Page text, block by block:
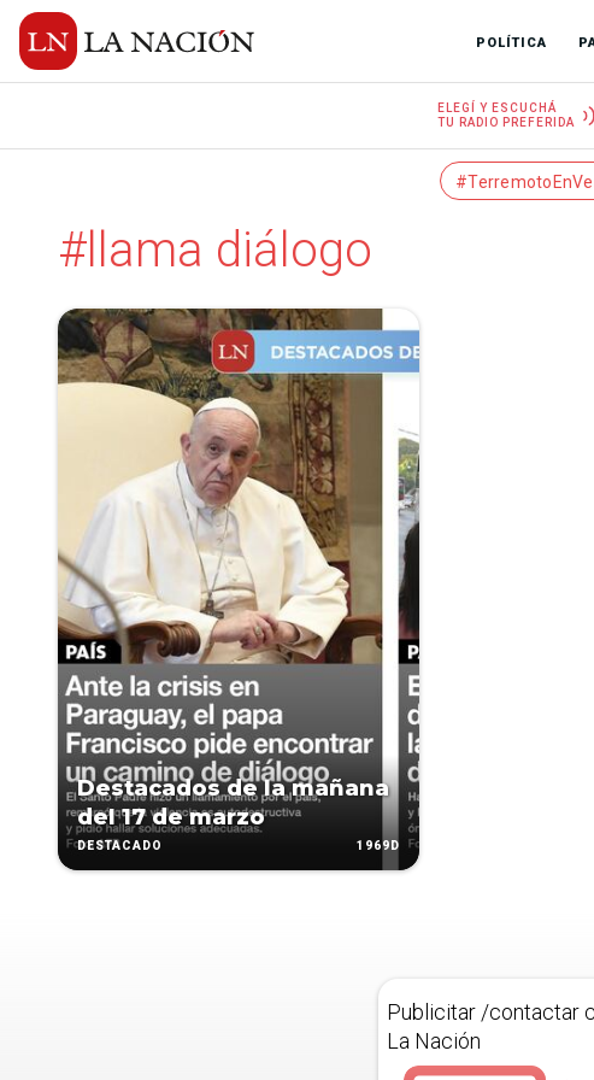
POLÍTICA
ELEGÍ Y ESCUCHÁ
TU RADIO PREFERIDA
#llama diálogo
Destacados de la mañana
del 17 de marzo
DESTACADO 1969D
Publicitar /contactar
La Nación